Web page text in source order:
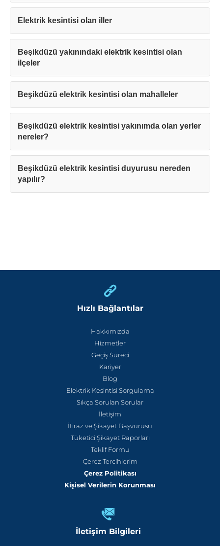
Elektrik kesintisi olan iller
Beşikdüzü yakınındaki elektrik kesintisi olan
ilçeler
Beşikdüzü elektrik kesintisi olan mahalleler
Beşikdüzü elektrik kesintisi yakınımda olan yerler
nereler?
Beşikdüzü elektrik kesintisi duyurusu nereden
yapılır?
Hızlı Bağlantılar
Hakkımızda
Hizmetler
Geçiş Süreci
Kariyer
Blog
Elektrik Kesintisi Sorgulama
Sıkça Sorulan Sorular
İletişim
İtiraz ve Şikayet Başvurusu
Tüketici Şikayet Raporları
Teklif Formu
Çerez Tercihlerim
Çerez Politikası
Kişisel Verilerin Korunması
İletişim Bilgileri
sürede sizinle iletişime geçilecektir.
Kapat